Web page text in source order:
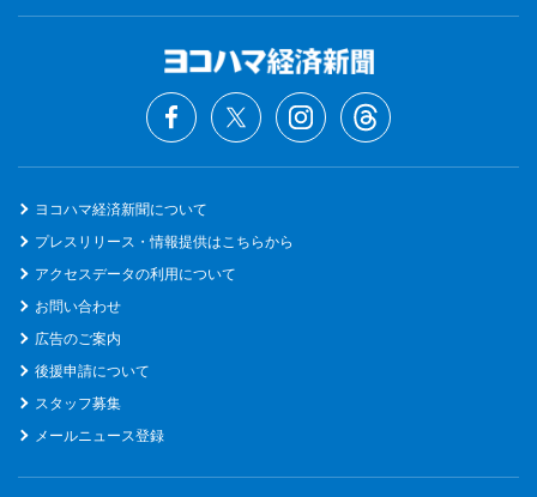
ヨコハマ経済新聞について
プレスリリース・情報提供はこちらから
アクセスデータの利用について
お問い合わせ
広告のご案内
後援申請について
スタッフ募集
メールニュース登録